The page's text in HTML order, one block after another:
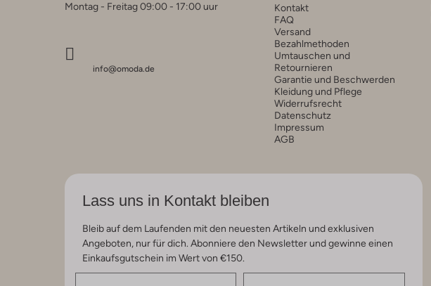
Montag - Freitag 09:00 - 17:00 uur
info@omoda.de
Kontakt
FAQ
Versand
Bezahlmethoden
Umtauschen und
Retournieren
Garantie und Beschwerden
Kleidung und Pflege
Widerrufsrecht
Datenschutz
Impressum
AGB
Lass uns in Kontakt bleiben
Bleib auf dem Laufenden mit den neuesten Artikeln und exklusiven
Angeboten, nur für dich. Abonniere den Newsletter und gewinne einen
Einkaufsgutschein im Wert von €150.